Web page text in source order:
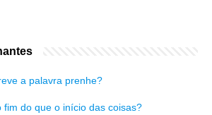
a palavra prenhe?
fim do que o início das coisas?